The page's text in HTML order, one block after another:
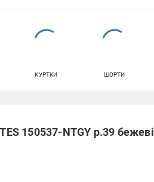
КУРТКИ ШОРТИ
150537-NTGY р.39 бежеві